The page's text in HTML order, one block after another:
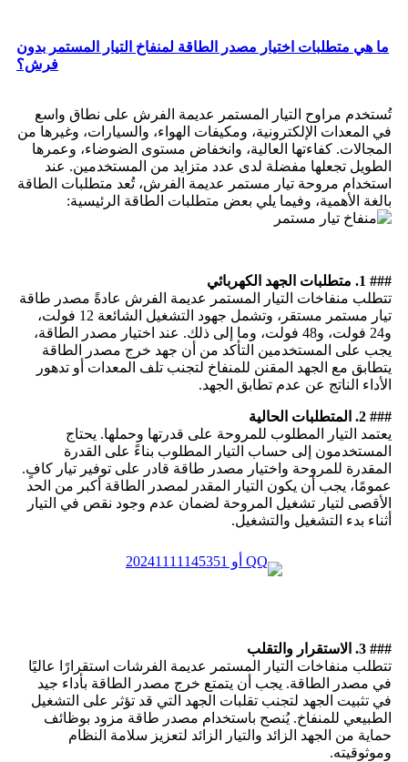
ما هي متطلبات اختيار مصدر الطاقة لمنفاخ التيار المستمر بدون
فرش؟
تُستخدم مراوح التيار المستمر عديمة الفرش على نطاق واسع
في المعدات الإلكترونية، ومكيفات الهواء، والسيارات، وغيرها من
المجالات. كفاءتها العالية، وانخفاض مستوى الضوضاء، وعمرها
الطويل تجعلها مفضلة لدى عدد متزايد من المستخدمين. عند
استخدام مروحة تيار مستمر عديمة الفرش، تُعد متطلبات الطاقة
بالغة الأهمية، وفيما يلي بعض متطلبات الطاقة الرئيسية:
### 1. متطلبات الجهد الكهربائي
تتطلب منفاخات التيار المستمر عديمة الفرش عادةً مصدر طاقة
تيار مستمر مستقر، وتشمل جهود التشغيل الشائعة 12 فولت،
و24 فولت، و48 فولت، وما إلى ذلك. عند اختيار مصدر الطاقة،
يجب على المستخدمين التأكد من أن جهد خرج مصدر الطاقة
يتطابق مع الجهد المقنن للمنفاخ لتجنب تلف المعدات أو تدهور
الأداء الناتج عن عدم تطابق الجهد.
### 2. المتطلبات الحالية
يعتمد التيار المطلوب للمروحة على قدرتها وحملها. يحتاج
المستخدمون إلى حساب التيار المطلوب بناءً على القدرة
المقدرة للمروحة واختيار مصدر طاقة قادر على توفير تيار كافٍ.
عمومًا، يجب أن يكون التيار المقدر لمصدر الطاقة أكبر من الحد
الأقصى لتيار تشغيل المروحة لضمان عدم وجود نقص في التيار
أثناء بدء التشغيل والتشغيل.
### 3. الاستقرار والتقلب
تتطلب منفاخات التيار المستمر عديمة الفرشات استقرارًا عاليًا
في مصدر الطاقة. يجب أن يتمتع خرج مصدر الطاقة بأداء جيد
في تثبيت الجهد لتجنب تقلبات الجهد التي قد تؤثر على التشغيل
الطبيعي للمنفاخ. يُنصح باستخدام مصدر طاقة مزود بوظائف
حماية من الجهد الزائد والتيار الزائد لتعزيز سلامة النظام
وموثوقيته.